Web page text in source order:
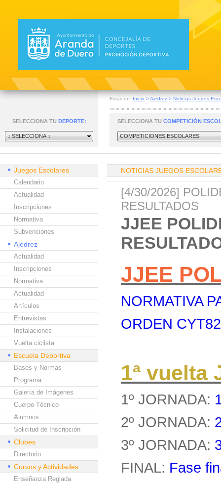
Estas en: Inicio >Ajedrez > Noticias Juegos
SELECCIONA TU DEPORTE:
:: SELECCIONA ::
SELECCIONA TU COMPETICIÓN
COMPETICIONES ESCOLARES
Juegos Escolares
Calendario
Actualidad
Inscripciones
Normativa
Subvenciones
Ajedrez
Actualidad
Inscripciones
Normativa
Actualidad
Artículos
Entrevistas
Instalaciones
Vuelta ciclista
Escuela Deportiva
Bases y Normas
Programa
Galería de Imágenes
Cuerpo Técnico
Alumnos
Solicitud de Inscripción
Clubes
Directorio
Cursos y Actividades
Enseñanza Reglada
NOTICIAS JUEGOS
[4/30/2026]
RESULTADOS
JJEE
JJEE
NORMATIVA
ORDEN
1ª vuelta
1º JORNADA:
2º JORNADA:
3º JORNADA:
FINAL: Fase